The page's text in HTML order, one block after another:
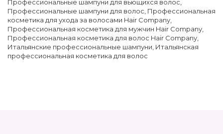
Профессиональные шампуни для вьющихся волос
Профессиональные шампуни для волос Профессиональная
косметика для ухода за волосами Hair Company
Профессиональная косметика для мужчин Hair Company
Профессиональная косметика для волос Hair Company
Итальянские профессиональные шампуни Итальянская
профессиональная косметика для волос